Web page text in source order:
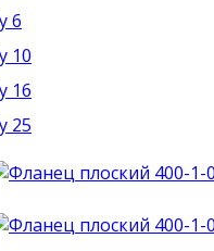
6
10
16
25